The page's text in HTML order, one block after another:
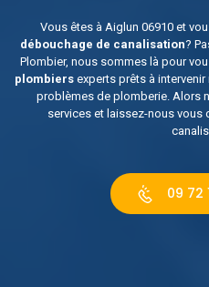
Vous êtes à Aiglun 06910 et
débouchage de canalisation?
Plombier, nous sommes là pour
plombiers experts prêts à
problèmes de plomberie. Alors
services et laissez-nous vous
09 72